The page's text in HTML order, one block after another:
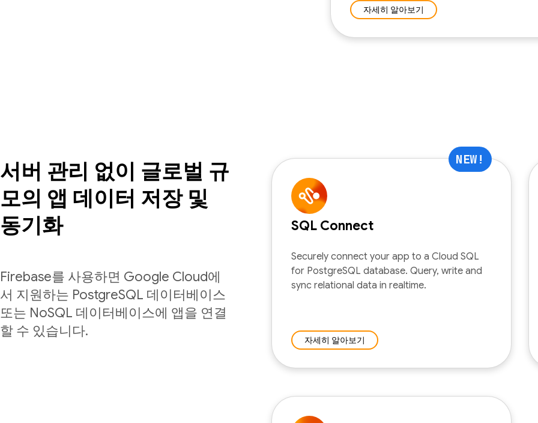
자세히 알아보기
서버 관리 없이 글로벌 규
모의 앱 데이터 저장 및
동기화
Firebase를 사용하면 Google Cloud에
서 지원하는 PostgreSQL 데이터베이스
또는 NoSQL 데이터베이스에 앱을 연결
할 수 있습니다.
NEW!
SQL Connect
Securely connect your app to a Cloud SQL
for PostgreSQL database. Query, write and
sync relational data in realtime.
자세히 알아보기